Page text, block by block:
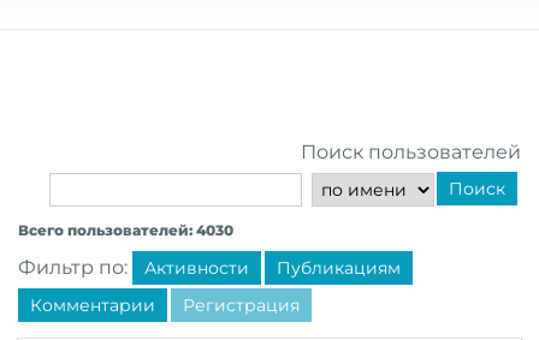
Поиск пользователей
Поиск
Всего пользователей: 4030
Фильтр по: Активности
Публикациям
Комментарии
Регистрация